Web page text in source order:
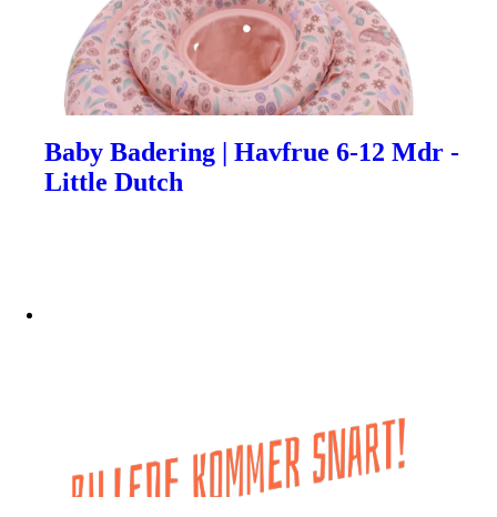
Baby Badering | Havfrue 6-12 Mdr -
Little Dutch